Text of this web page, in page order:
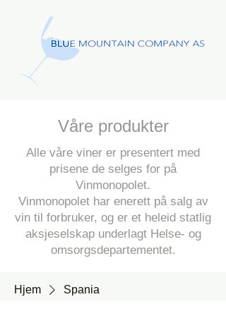
Våre produkter
Alle våre viner er presentert med
prisene de selges for på
Vinmonopolet.
Vinmonopolet har enerett på salg av
vin til forbruker, og er et heleid statlig
aksjeselskap underlagt Helse- og
omsorgsdepartementet.
Hjem Spania